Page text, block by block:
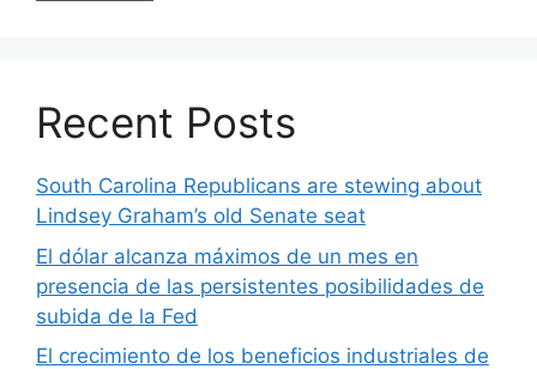
Recent Posts
South Carolina Republicans are stewing about
Lindsey Graham’s old Senate seat
El dólar alcanza máximos de un mes en
presencia de las persistentes posibilidades de
subida de la Fed
El crecimiento de los beneficios industriales de